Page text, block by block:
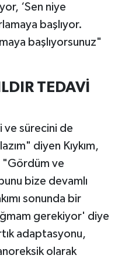
‘Sen niye
başlıyor.
başlıyorsunuz"
TEDAVİ
ve sürecini de
diyen Kıykım,
ve
bize devamlı
sonunda bir
gerekiyor' diye
adaptasyonu,
olarak